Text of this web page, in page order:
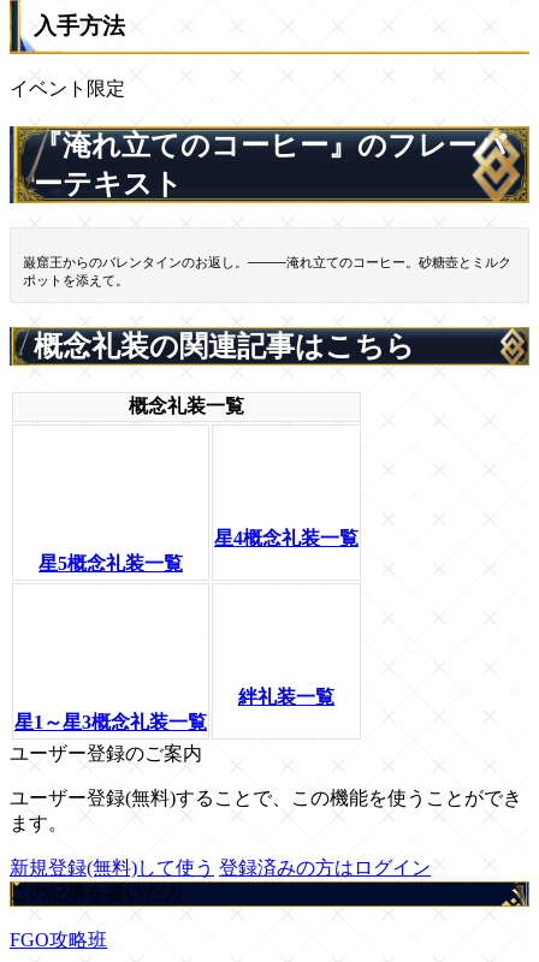
入手方法
イベント限定
『淹れ立てのコーヒー』のフレーバ
ーテキスト
巌窟王からのバレンタインのお返し。────淹れ立てのコーヒー。砂糖壺とミルク
ポットを添えて。
概念礼装の関連記事はこちら
概念礼装一覧
星5概念礼装一覧
星4概念礼装一覧
星1～星3概念礼装一覧
絆礼装一覧
ユーザー登録のご案内
ユーザー登録(無料)することで、この機能を使うことができ
ます。
新規登録(無料)して使う 登録済みの方はログイン
この記事を書いた人
FGO攻略班